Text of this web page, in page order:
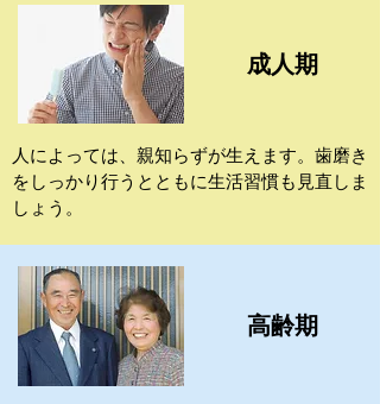
成人期
人によっては、親知らずが生えます。歯磨き
をしっかり行うとともに生活習慣も見直しま
しょう。
高齢期